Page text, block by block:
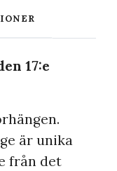
17:e
är unika
från det